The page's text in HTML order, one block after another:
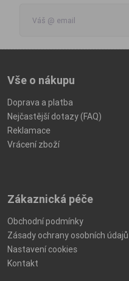
Vše o nákupu
Doprava a platba
Nejčastější dotazy (FAQ)
Reklamace
Vrácení zboží
Zákaznická péče
Obchodní podmínky
Zásady ochrany osobních údajů
Nastavení cookies
Kontakt